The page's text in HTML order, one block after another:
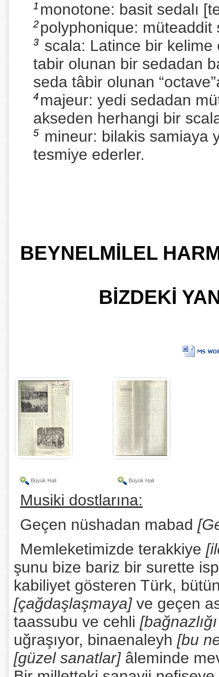
1 monotone: basit sedalı
2 polyphonique: müteaddit
3 scala: Latince bir kelime
tabir olunan bir sedadan
seda tâbir olunan
4 majeur: yedi sedadan
akseden herhangi bir
5
mineur: bilakis samiaya
tesmiye ederler.
BEYNELMİLEL
BİZDEKİ
Büyük Hali Büyük Hali
Musiki dostlarına:
Geçen nüshadan mabad
Memleketimizde terakkiye
şunu bize bariz bir surette
kabiliyet gösteren Türk,
[çağdaşlaşmaya] ve geçen
taassubu ve cehli
uğraşıyor, binaenaleyh [bu
[güzel sanatlar] âleminde